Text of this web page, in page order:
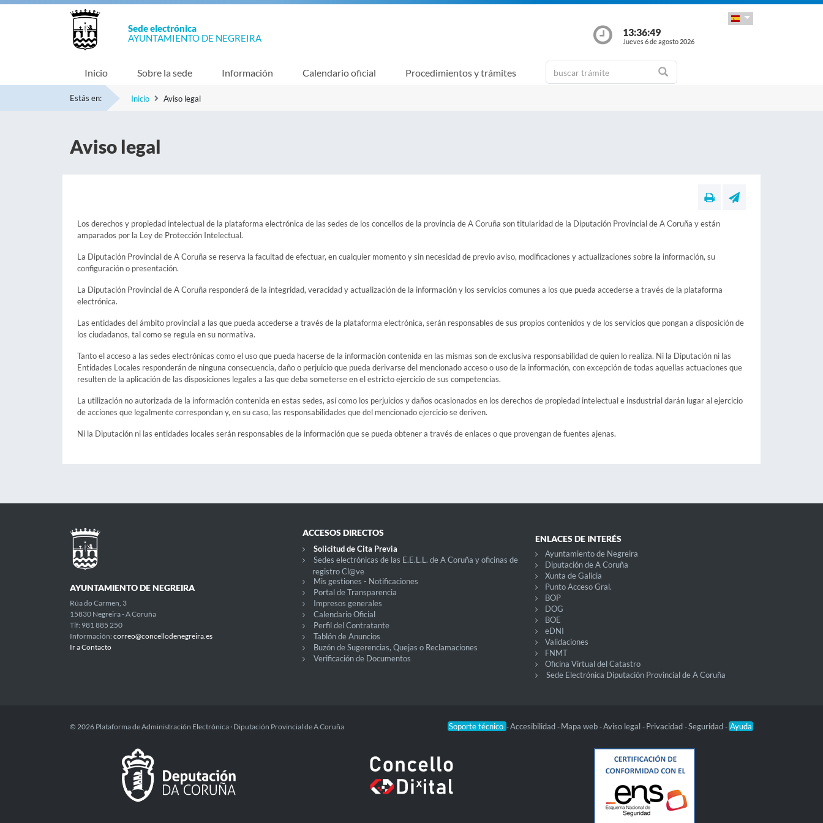
Sede electrónica
AYUNTAMIENTO DE NEGREIRA
13:36:50
Jueves 6 de agosto 2026
Inicio Sobre la sede Información Calendario oficial Procedimientos y trámites
Estás en: Inicio Aviso legal
Aviso legal
Los derechos y propiedad intelectual de la plataforma electrónica de las sedes de los concellos de la provincia de A Coruña son titularidad de la Diputación Provincial de A Coruña y están
amparados por la Ley de Protección Intelectual.
La Diputación Provincial de A Coruña se reserva la facultad de efectuar, en cualquier momento y sin necesidad de previo aviso, modificaciones y actualizaciones sobre la información, su
configuración o presentación.
La Diputación Provincial de A Coruña responderá de la integridad, veracidad y actualización de la información y los servicios comunes a los que pueda accederse a través de la plataforma
electrónica.
Las entidades del ámbito provincial a las que pueda accederse a través de la plataforma electrónica, serán responsables de sus propios contenidos y de los servicios que pongan a disposición de
los ciudadanos, tal como se regula en su normativa.
Tanto el acceso a las sedes electrónicas como el uso que pueda hacerse de la información contenida en las mismas son de exclusiva responsabilidad de quien lo realiza. Ni la Diputación ni las
Entidades Locales responderán de ninguna consecuencia, daño o perjuicio que pueda derivarse del mencionado acceso o uso de la información, con excepción de todas aquellas actuaciones que
resulten de la aplicación de las disposiciones legales a las que deba someterse en el estricto ejercicio de sus competencias.
La utilización no autorizada de la información contenida en estas sedes, así como los perjuicios y daños ocasionados en los derechos de propiedad intelectual e insdustrial darán lugar al ejercicio
de acciones que legalmente correspondan y, en su caso, las responsabilidades que del mencionado ejercicio se deriven.
Ni la Diputación ni las entidades locales serán responsables de la información que se pueda obtener a través de enlaces o que provengan de fuentes ajenas.
AYUNTAMIENTO DE NEGREIRA
Rúa do Carmen, 3
15830 Negreira - A Coruña
Tlf: 981 885 250
Información: correo@concellodenegreira.es
Ir a Contacto
ACCESOS DIRECTOS
Solicitud de Cita Previa
Sedes electrónicas de las E.E.L.L. de A Coruña y oficinas de
registro Cl@ve
Mis gestiones - Notificaciones
Portal de Transparencia
Impresos generales
Calendario Oficial
Perfil del Contratante
Tablón de Anuncios
Buzón de Sugerencias, Quejas o Reclamaciones
Verificación de Documentos
ENLACES DE INTERÉS
Ayuntamiento de Negreira
Diputación de A Coruña
Xunta de Galicia
Punto Acceso Gral.
BOP
DOG
BOE
eDNI
Validaciones
FNMT
Oficina Virtual del Catastro
Sede Electrónica Diputación Provincial de A Coruña
Soporte técnico -Accesibilidad - Mapa web -Aviso legal - Privacidad -Seguridad - Ayuda
© 2026 Plataforma de Administración Electrónica · Diputación Provincial de A Coruña